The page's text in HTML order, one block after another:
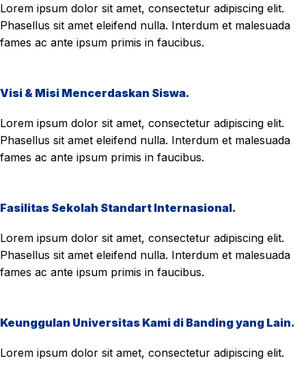
Lorem ipsum dolor sit amet, consectetur adipiscing elit.
Phasellus sit amet eleifend nulla. Interdum et malesuada
fames ac ante ipsum primis in faucibus.
Visi & Misi Mencerdaskan Siswa.
Lorem ipsum dolor sit amet, consectetur adipiscing elit.
Phasellus sit amet eleifend nulla. Interdum et malesuada
fames ac ante ipsum primis in faucibus.
Fasilitas Sekolah Standart Internasional.
Lorem ipsum dolor sit amet, consectetur adipiscing elit.
Phasellus sit amet eleifend nulla. Interdum et malesuada
fames ac ante ipsum primis in faucibus.
Keunggulan Universitas Kami di Banding yang Lain.
Lorem ipsum dolor sit amet, consectetur adipiscing elit.